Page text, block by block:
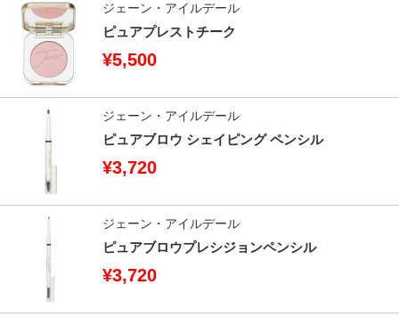
ジェーン・アイルデール
ピュアプレストチーク
¥5,500
ジェーン・アイルデール
ピュアブロウ シェイピング ペンシル
¥3,720
ジェーン・アイルデール
ピュアブロウプレシジョンペンシル
¥3,720